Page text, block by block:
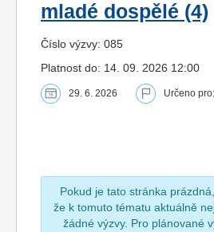
mladé dospělé (4)
Číslo výzvy: 085
Platnost do: 14. 09. 2026 12:00
29. 6. 2026 Určeno pro:
Pokud je tato stránka
že k tomuto tématu aktuálně
žádné výzvy. Pro plánované